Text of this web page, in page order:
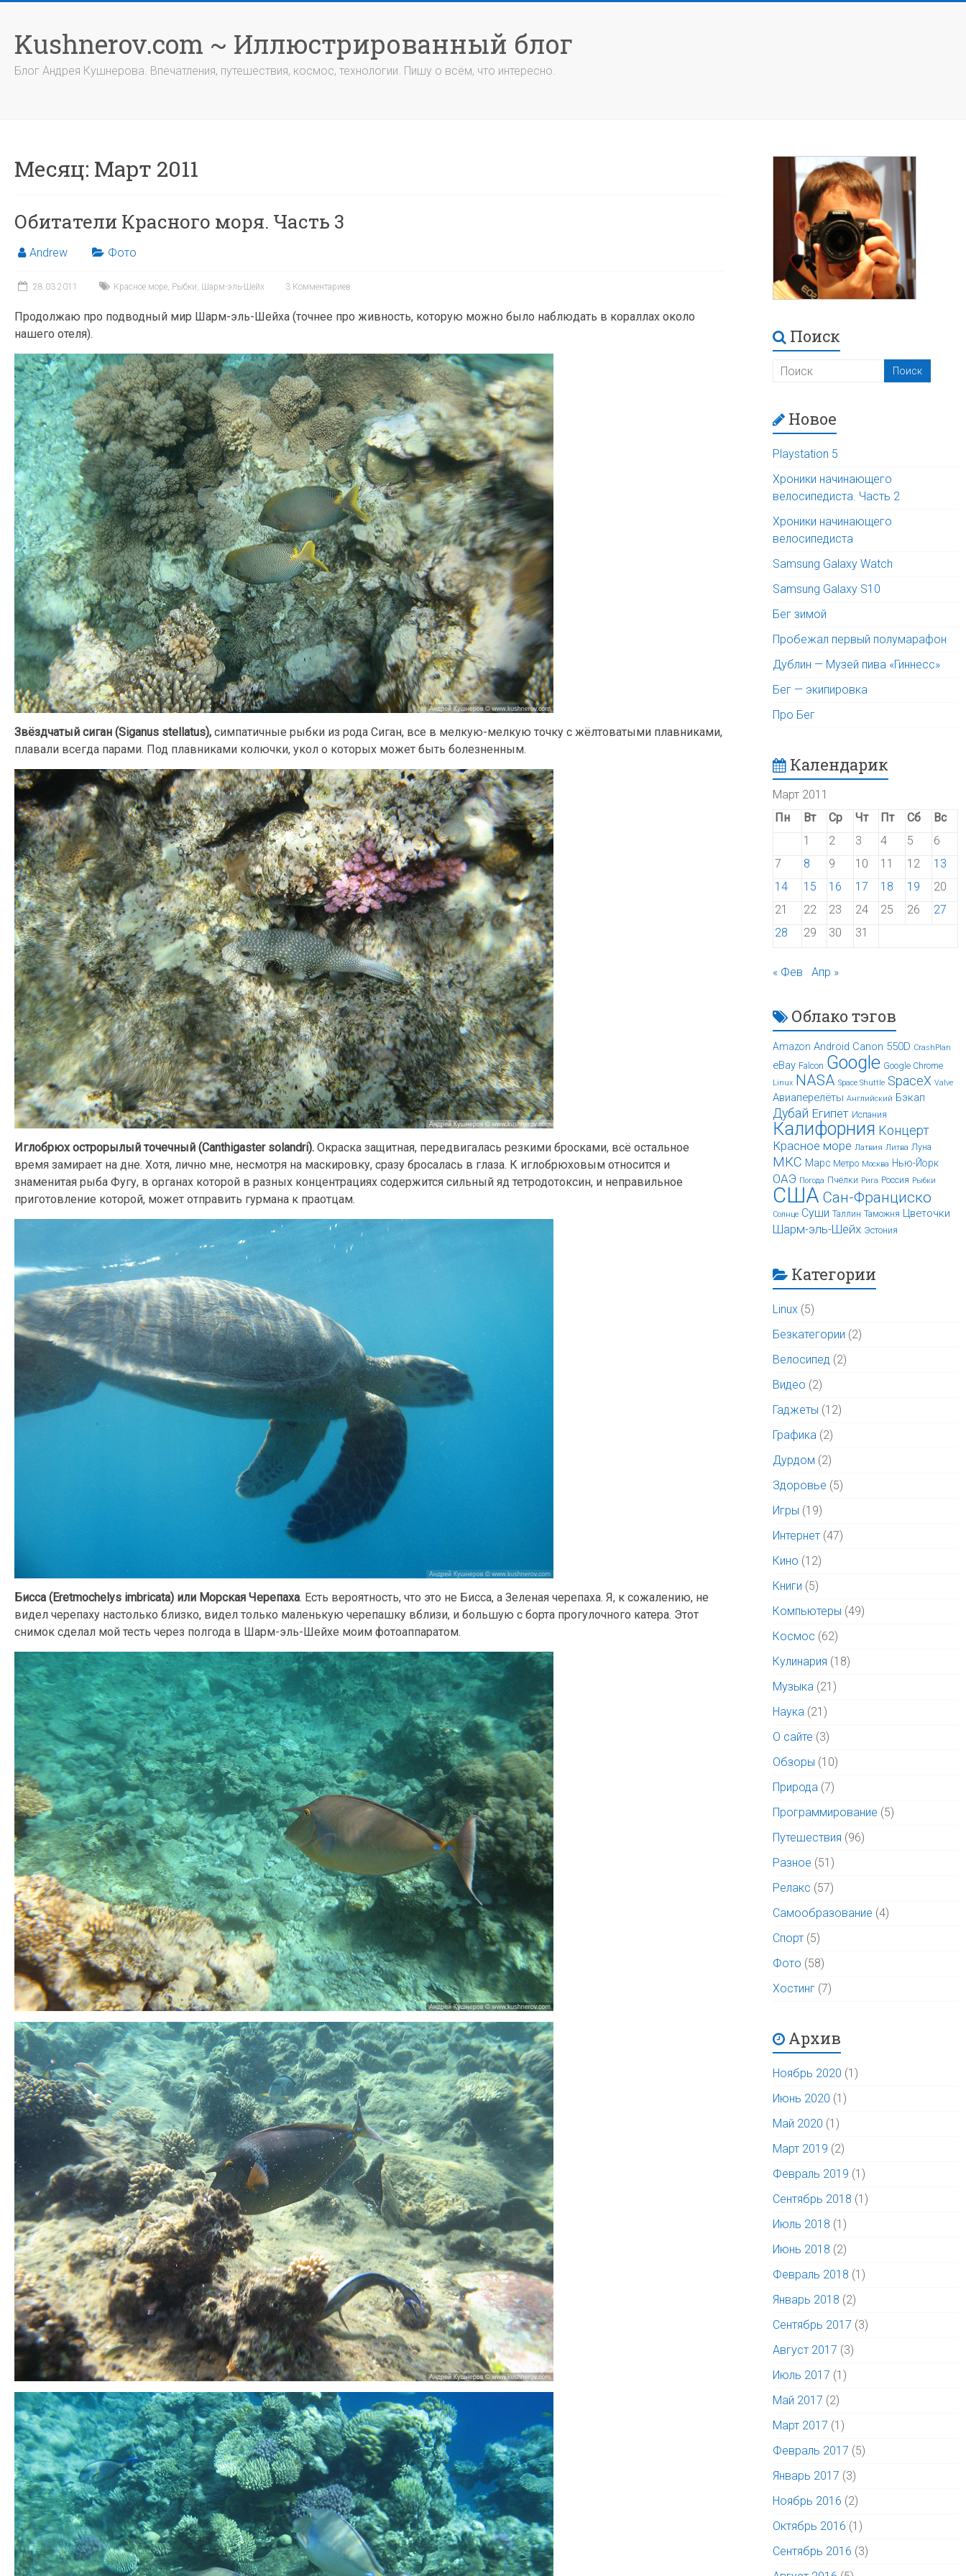
содержимому
Kushnerov.com ~ Иллюстрированный блог
Блог Андрея Кушнерова. Впечатления, путешествия, космос, технологии. Пишу о всём, что интересно.
Месяц: Март 2011
Обитатели Красного моря. Часть 3
Andrew Фото
28.03.2011 Красное море, Рыбки, Шарм-эль-Шейх 3 Комментариев
Продолжаю про подводный мир Шарм-эль-Шейха (точнее про живность, которую можно было наблюдать в кораллах около
нашего отеля).
Звёздчатый сиган (Siganus stellatus), симпатичные рыбки из рода Сиган, все в мелкую-мелкую точку с жёлтоватыми плавниками,
плавали всегда парами. Под плавниками колючки, укол о которых может быть болезненным.
Иглобрюх острорылый точечный (Canthigaster solandri). Окраска защитная, передвигалась резкими бросками, всё остальное
время замирает на дне. Хотя, лично мне, несмотря на маскировку, сразу бросалась в глаза. К иглобрюховым относится и
знаменитая рыба Фугу, в органах которой в разных концентрациях содержится сильный яд тетродотоксин, и неправильное
приготовление которой, может отправить гурмана к праотцам.
Бисса (Eretmochelys imbricata) или Морская Черепаха. Есть вероятность, что это не Бисса, а Зеленая черепаха. Я, к сожалению, не
видел черепаху настолько близко, видел только маленькую черепашку вблизи, и большую с борта прогулочного катера. Этот
снимок сделал мой тесть через полгода в Шарм-эль-Шейхе моим фотоаппаратом.
Поиск
Новое
Playstation 5
Хроники начинающего
велосипедиста. Часть 2
Хроники начинающего
велосипедиста
Samsung Galaxy Watch
Samsung Galaxy S10
Бег зимой
Пробежал первый полумарафон
Дублин — Музей пива «Гиннесс»
Бег — экипировка
Про Бег
Календарик
Март 2011
Пн
Вт Ср Чт Пт Сб
Вс
1
2 3 4 5
6
7
8 9 10 11 12
13
14
15 16 17 18 19
20
21
22 23 24 25 26
27
28
29 30 31
« Фев Апр »
Облако тэгов
Amazon Android Canon 550D CrashPlan
eBay Falcon Google Google Chrome
Linux NASA Space Shuttle SpaceX Valve
Авиаперелёты Английский Бэкап
Дубай Египет Испания
Калифорния Концерт
Красное море Латвия Литва Луна
МКС Марс Метро Москва Нью-Йорк
ОАЭ Погода Пчёлки Рига Россия Рыбки
США Сан-Франциско
Солнце Суши Таллин Таможня Цветочки
Шарм-эль-Шейх Эстония
Категории
Linux (5)
Безкатегории (2)
Велосипед (2)
Видео (2)
Гаджеты (12)
Графика (2)
Дурдом (2)
Здоровье (5)
Игры (19)
Интернет (47)
Кино (12)
Книги (5)
Компьютеры (49)
Космос (62)
Кулинария (18)
Музыка (21)
Наука (21)
О сайте (3)
Обзоры (10)
Природа (7)
Программирование (5)
Путешествия (96)
Разное (51)
Релакс (57)
Самообразование (4)
Спорт (5)
Фото (58)
Хостинг (7)
Архив
Ноябрь 2020 (1)
Июнь 2020 (1)
Май 2020 (1)
Март 2019 (2)
Февраль 2019 (1)
Сентябрь 2018 (1)
Июль 2018 (1)
Июнь 2018 (2)
Февраль 2018 (1)
Январь 2018 (2)
Сентябрь 2017 (3)
Август 2017 (3)
Июль 2017 (1)
Май 2017 (2)
Март 2017 (1)
Февраль 2017 (5)
Январь 2017 (3)
Ноябрь 2016 (2)
Октябрь 2016 (1)
Сентябрь 2016 (3)